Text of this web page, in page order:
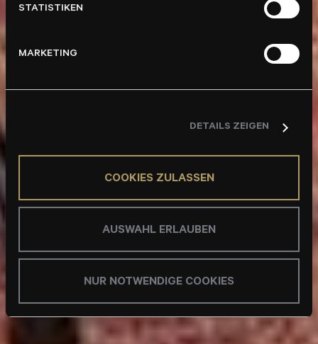
STATISTIKEN
MARKETING
DETAILS ZEIGEN
COOKIES ZULASSEN
AUSWAHL ERLAUBEN
NUR NOTWENDIGE COOKIES